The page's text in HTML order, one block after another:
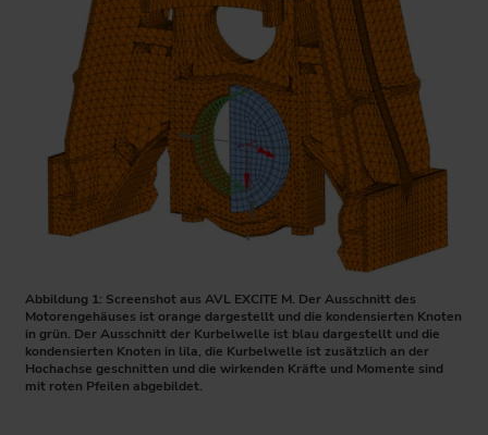
Abbildung 1: Screenshot aus AVL EXCITE M. Der Ausschnitt des
Motorengehäuses ist orange dargestellt und die kondensierten Knoten
in grün. Der Ausschnitt der Kurbelwelle ist blau dargestellt und die
kondensierten Knoten in lila, die Kurbelwelle ist zusätzlich an der
Hochachse geschnitten und die wirkenden Kräfte und Momente sind
mit roten Pfeilen abgebildet.